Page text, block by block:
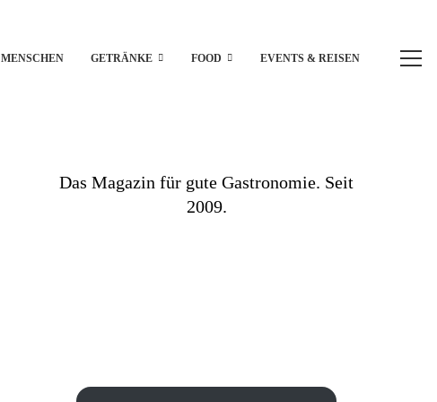
MENSCHEN GETRÄNKE FOOD EVENTS & REISEN
Das Magazin für gute Gastronomie. Seit
2009.